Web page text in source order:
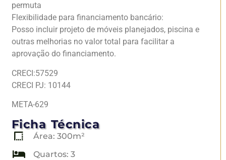
permuta
Flexibilidade para financiamento bancário:
Posso incluir projeto de móveis planejados, piscina e
outras melhorias no valor total para facilitar a
aprovação do financiamento.
CRECI:57529
CRECI PJ: 10144
META-629
Ficha Técnica
Área: 300m²
Quartos: 3